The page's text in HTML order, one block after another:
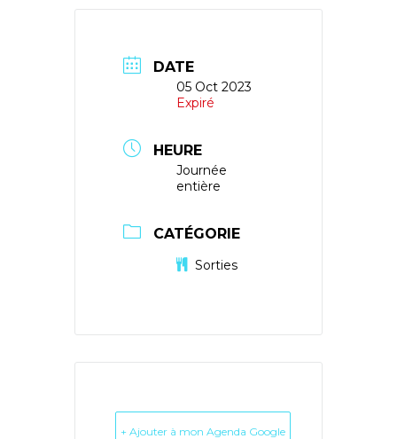
DATE
05 Oct 2023
Expiré
HEURE
Journée
entière
CATÉGORIE
Sorties
+ Ajouter à mon Agenda Google